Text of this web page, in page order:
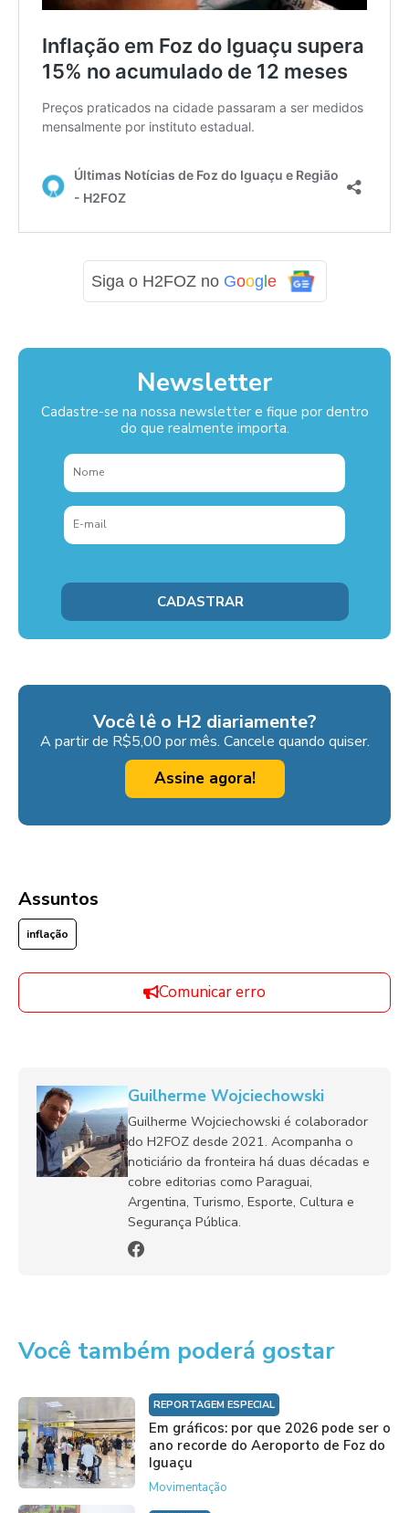
Siga o H2FOZ no Goog e
Newsletter
Cadastre-se na nossa newsletter e fique por dentro
do que realmente importa.
Você lê o H2 diariamente?
A partir de R$5,00 por mês. Cancele quando quiser.
Assine agora!
Assuntos
inflação
Comunicar erro
Guilherme Wojciechowski
Guilherme Wojciechowski é colaborador
do H2FOZ desde 2021. Acompanha o
noticiário da fronteira há duas décadas e
cobre editorias como Paraguai,
Argentina, Turismo, Esporte, Cultura e
Segurança Pública.
Você também poderá gostar
REPORTAGEM ESPECIAL
Em gráficos: por que 2026 pode ser o
ano recorde do Aeroporto de Foz do
Iguaçu
Movimentação